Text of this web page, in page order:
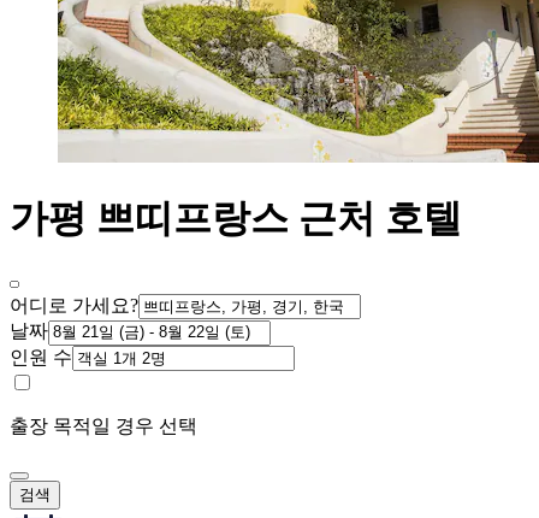
가평 쁘띠프랑스 근처 호텔
어디로 가세요?
날짜
인원 수
출장 목적일 경우 선택
검색